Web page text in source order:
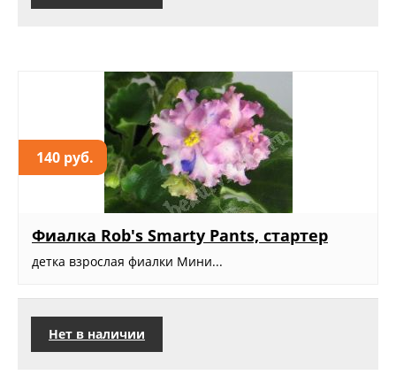
140 руб.
Фиалка Rob's Smarty Pants, стартер
детка взрослая фиалки Мини...
Нет в наличии